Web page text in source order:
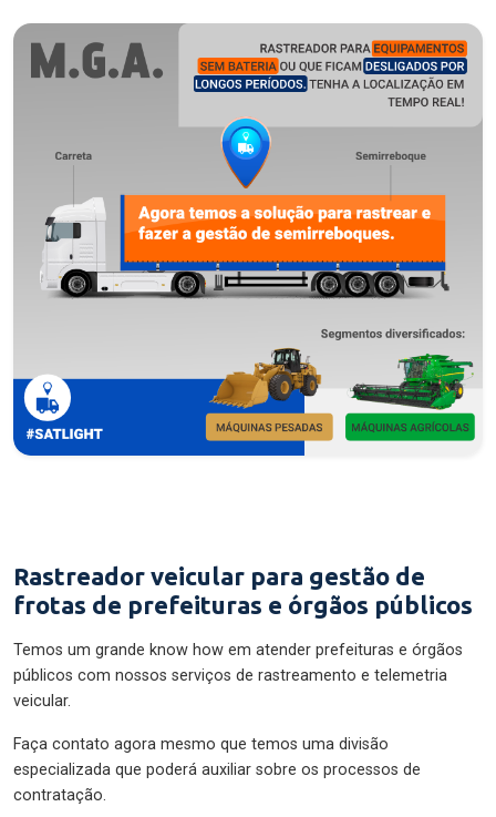
Rastreador veicular para gestão de
frotas de prefeituras e órgãos públicos
Temos um grande know how em atender prefeituras e órgãos
públicos com nossos serviços de rastreamento e telemetria
veicular.
Faça contato agora mesmo que temos uma divisão
especializada que poderá auxiliar sobre os processos de
contratação.